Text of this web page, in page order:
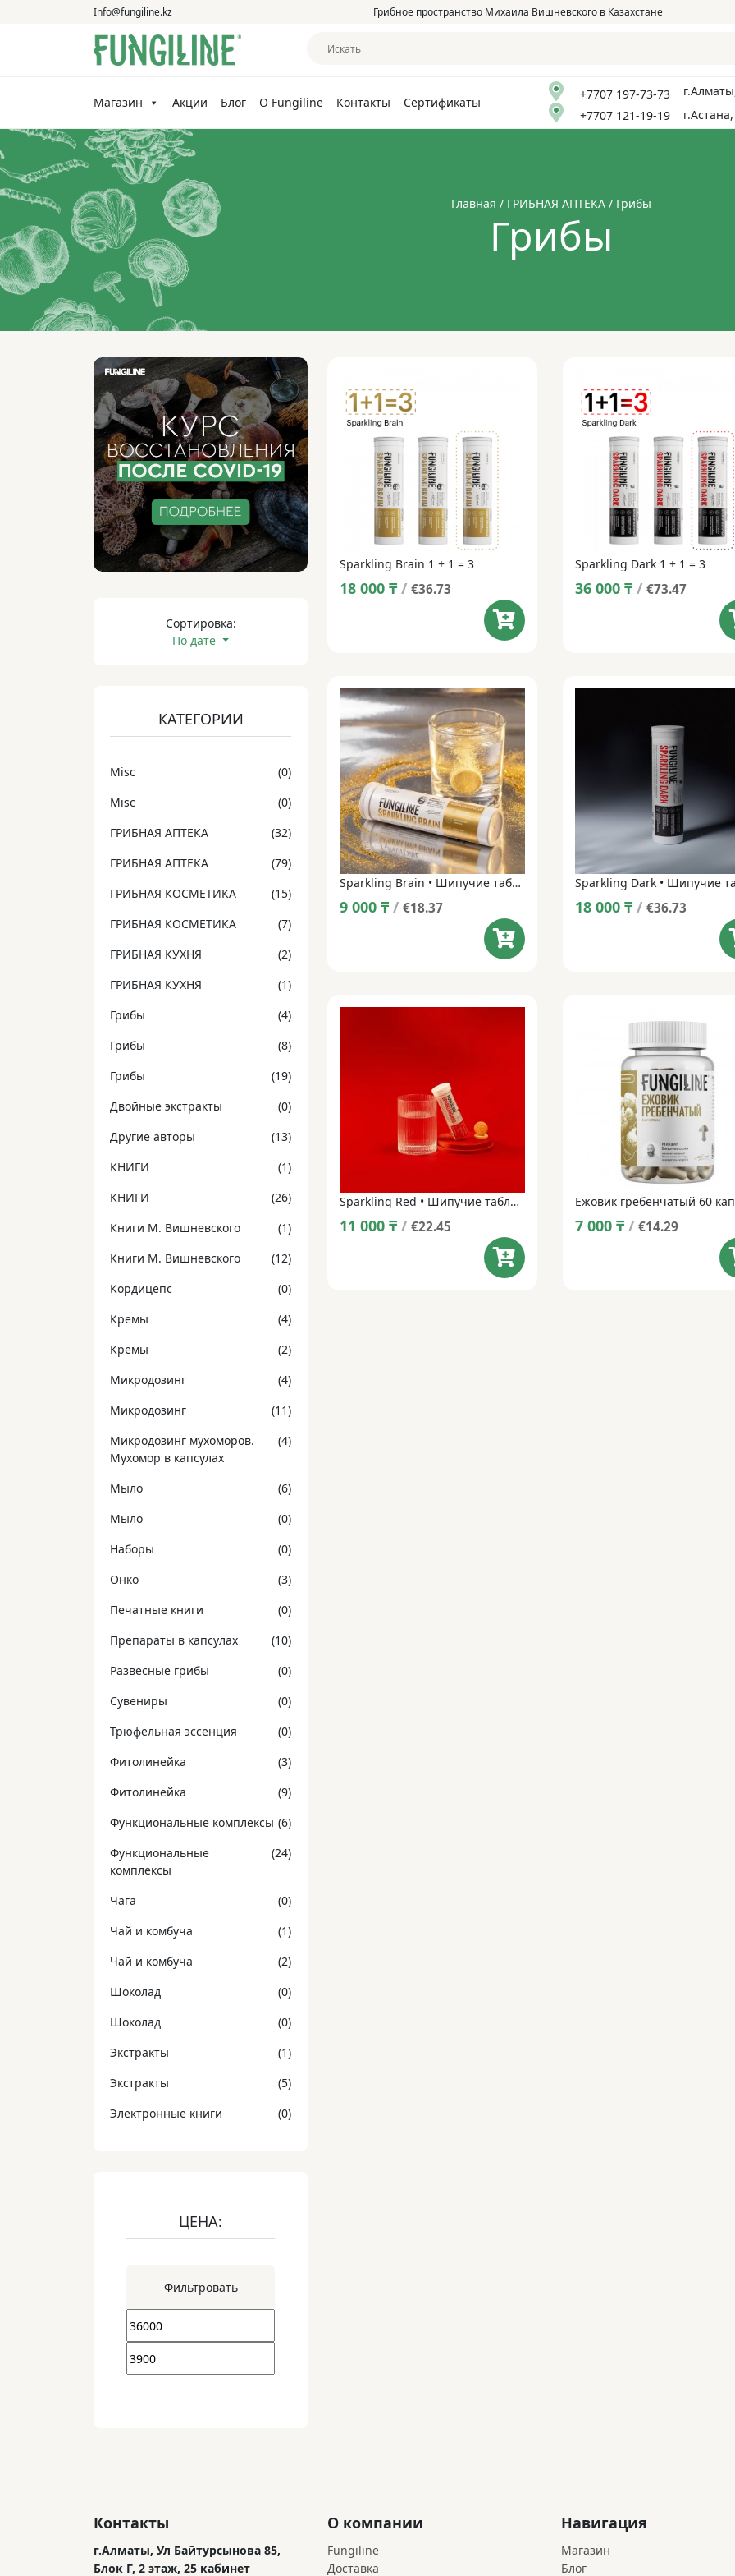
Info@fungiline.kz Грибное пространство Михаила Вишневского в Казахстане
Магазин Акции Блог О Fungiline Контакты Сертификаты
+7707 197-73-73
+7707 121-19-19
Главная / ГРИБНАЯ АПТЕКА / Грибы
Грибы
Сортировка:
По дате
КАТЕГОРИИ
Misc
(0)
Misc
(0)
ГРИБНАЯ АПТЕКА
(32)
ГРИБНАЯ АПТЕКА
(79)
ГРИБНАЯ КОСМЕТИКА
(15)
ГРИБНАЯ КОСМЕТИКА
(7)
ГРИБНАЯ КУХНЯ
(2)
ГРИБНАЯ КУХНЯ
(1)
Грибы
(4)
Грибы
(8)
Грибы
(19)
Двойные экстракты
(0)
Другие авторы
(13)
КНИГИ
(1)
КНИГИ
(26)
Книги М. Вишневского
(1)
Книги М. Вишневского
(12)
Кордицепс
(0)
Кремы
(4)
Кремы
(2)
Микродозинг
(4)
Микродозинг
(11)
Микродозинг мухоморов.
Мухомор в капсулах
(4)
Мыло
(6)
Мыло
(0)
Наборы
(0)
Онко
(3)
Печатные книги
(0)
Препараты в капсулах
(10)
Развесные грибы
(0)
Сувениры
(0)
Трюфельная эссенция
(0)
Фитолинейка
(3)
Фитолинейка
(9)
Функциональные комплексы (6)
Функциональные
комплексы
(24)
Чага
(0)
Чай и комбуча
(1)
Чай и комбуча
(2)
Шоколад
(0)
Шоколад
(0)
Экстракты
(1)
Экстракты
(5)
Электронные книги
(0)
ЦЕНА:
Фильтровать
Sparkling Brain 1 + 1 = 3
18 000 ₸ / €36.73
Sparkling Dark 1 + 1 = 3
36 000₸ / €73.47
Sparkling Brain • Шипучие таблетки • 14 таблеток
9 000 ₸ / €18.37 18 000₸ / €36.73
Sparkling Red • Шипучие таблетки • 14 таблеток
11 000 ₸ / €22.45
Ежовик гребенчатый 60
7 000₸ / €14.29
Контакты
г.Алматы, Ул Байтурсынова 85,
Блок Г, 2 этаж, 25 кабинет
О компании
Fungiline
Доставка
Навигация
Магазин
Блог